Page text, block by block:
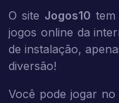
O site Jogos10
jogos online da
de instalação,
diversão!
Você pode jogar